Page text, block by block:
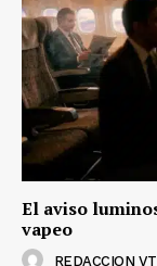
El aviso
vapeo
REDACCION VT